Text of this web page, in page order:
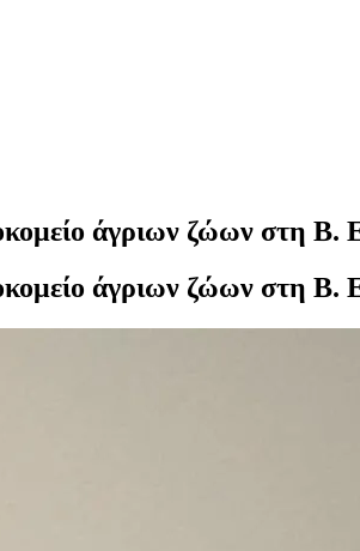
άγριων ζώων στη Β.
άγριων ζώων στη Β.